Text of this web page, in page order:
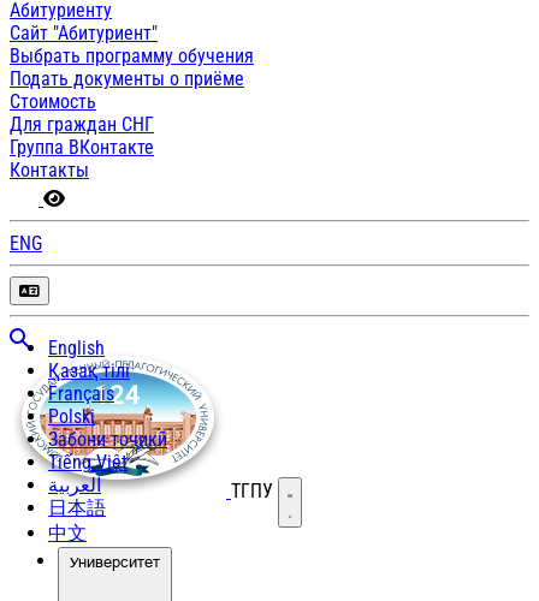
Абитуриенту
Сайт "Абитуриент"
Выбрать программу обучения
Подать документы о приёме
Стоимость
Для граждан СНГ
Группа ВКонтакте
Контакты
ENG
English
Қазақ тілі
Français
Polski
Забони тоҷикӣ
Tiếng Việt
العربية
日本語
中文
ТГПУ Открыть меню
Университет